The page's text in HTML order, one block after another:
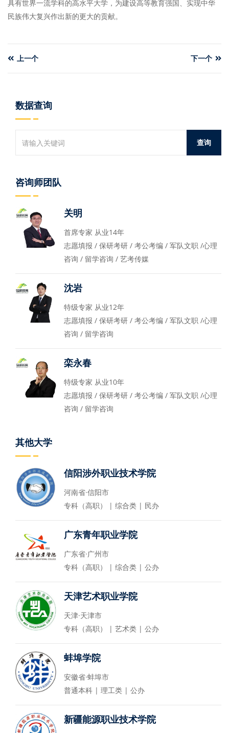
具有世界一流学科的高水平大学，为建设高等教育强国、实现中华
民族伟大复兴作出新的更大的贡献。
上一个 下一个
数据查询
咨询师团队
关明
首席专家 从业14年
志愿填报 / 保研考研 / 考公考编 / 军队文职 /心理
咨询 / 留学咨询 / 艺考传媒
沈岩
特级专家 从业12年
志愿填报 / 保研考研 / 考公考编 / 军队文职 /心理
咨询 / 留学咨询
栾永春
特级专家 从业10年
志愿填报 / 保研考研 / 考公考编 / 军队文职 /心理
咨询 / 留学咨询
其他大学
信阳涉外职业技术学院
河南省·信阳市
专科（高职） | 综合类 | 民办
广东青年职业学院
广东省·广州市
专科（高职） | 综合类 | 公办
天津艺术职业学院
天津·天津市
专科（高职） | 艺术类 | 公办
蚌埠学院
安徽省·蚌埠市
普通本科 | 理工类 | 公办
新疆能源职业技术学院